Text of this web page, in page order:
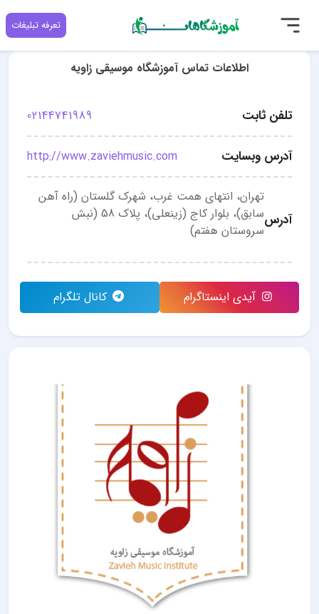
تعرفه تبلیغات
اطلاعات تماس آموزشگاه موسیقی زاویه
تلفن ثابت 02144741989
آدرس وبسایت http://www.zaviehmusic.com
آدرس
تهران، انتهای همت غرب، شهرک گلستان (راه آهن
سابق)، بلوار کاج (زینعلی)، پلاک 58 (نبش
سروستان هفتم)
آیدی اینستاگرام کانال تلگرام